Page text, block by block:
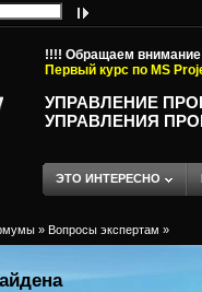
!!!! Обращаем внимание
Первый курс по MS
УПРАВЛЕНИЕ
УПРАВЛЕНИЯ
ЭТО ИНТЕРЕСНО
» Вопросы экспертам »